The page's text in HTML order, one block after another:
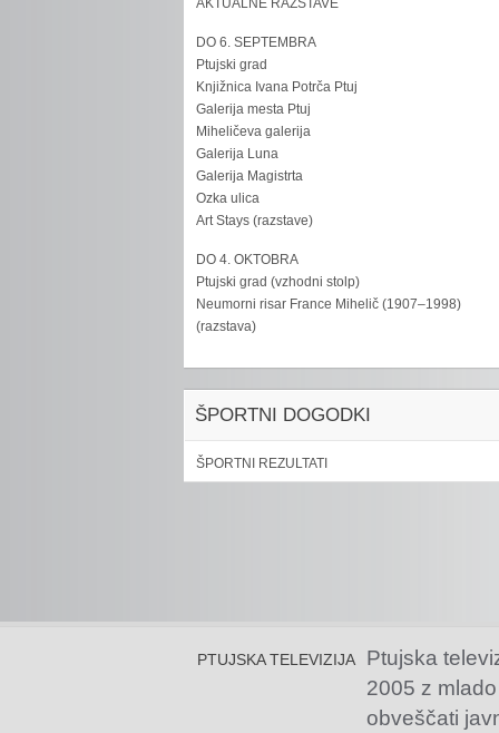
AKTUALNE RAZSTAVE
DO 6. SEPTEMBRA
Ptujski grad
Knjižnica Ivana Potrča Ptuj
Galerija mesta Ptuj
Miheličeva galerija
Galerija Luna
Galerija Magistrta
Ozka ulica
Art Stays (razstave)
DO 4. OKTOBRA
Ptujski grad (vzhodni stolp)
Neumorni risar France Mihelič (1907–1998)
(razstava)
ŠPORTNI DOGODKI
ŠPORTNI REZULTATI
PTUJSKA TELEVIZIJA
Ptujska
2005 z
obveščati